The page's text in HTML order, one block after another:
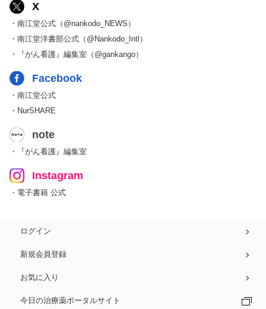
X
・南江堂公式（@nankodo_NEWS）
・南江堂洋書部公式（@Nankodo_Intl）
・『がん看護』編集室（@gankango）
Facebook
・南江堂公式
・NurSHARE
note
・『がん看護』編集室
Instagram
・電子書籍 公式
ログイン
新規会員登録
お気に入り
今日の治療薬ポータルサイト